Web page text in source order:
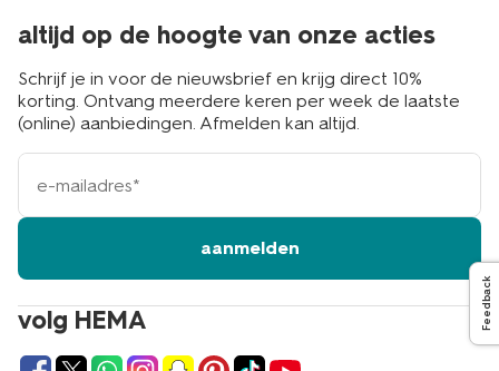
volg HEMA
altijd op de hoogte van onze acties
Schrijf je in voor de nieuwsbrief en krijg direct 10%
korting. Ontvang meerdere keren per week de laatste
(online) aanbiedingen. Afmelden kan altijd.
e-
mailadres
aanmelden
Feedback